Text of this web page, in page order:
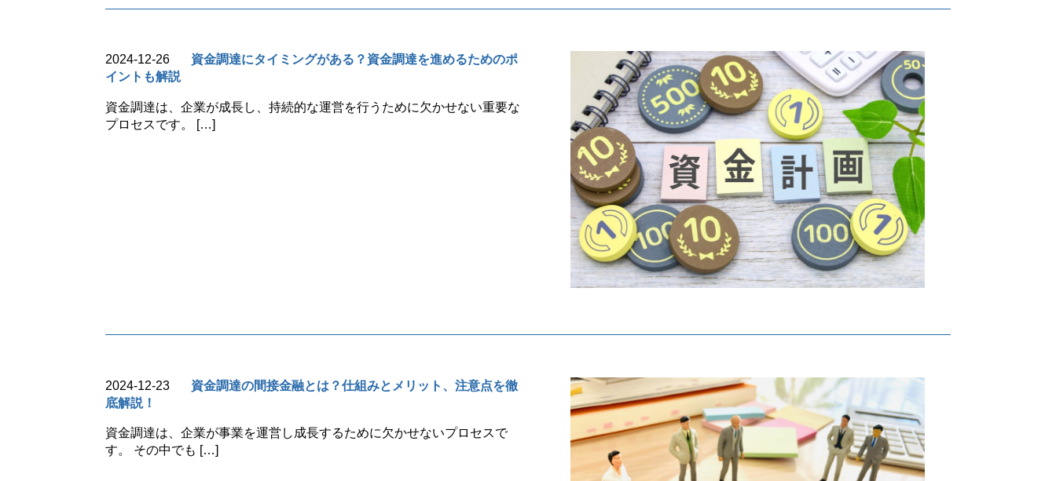
2024-12-26
資金調達にタイミングがある？資金調達を進めるためのポ
イントも解説
資金調達は、企業が成長し、持続的な運営を行うために欠かせない重要な
プロセスです。 […]
2024-12-23
資金調達の間接金融とは？仕組みとメリット、注意点を徹
底解説！
資金調達は、企業が事業を運営し成長するために欠かせないプロセスで
す。 その中でも […]